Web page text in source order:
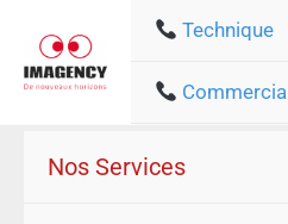
contenu
Technique
Commercial
Nos Services